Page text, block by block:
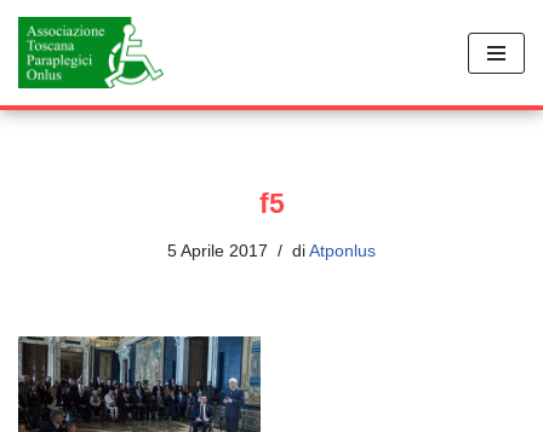
Vai
al
contenuto
f5
5 Aprile 2017 di Atponlus